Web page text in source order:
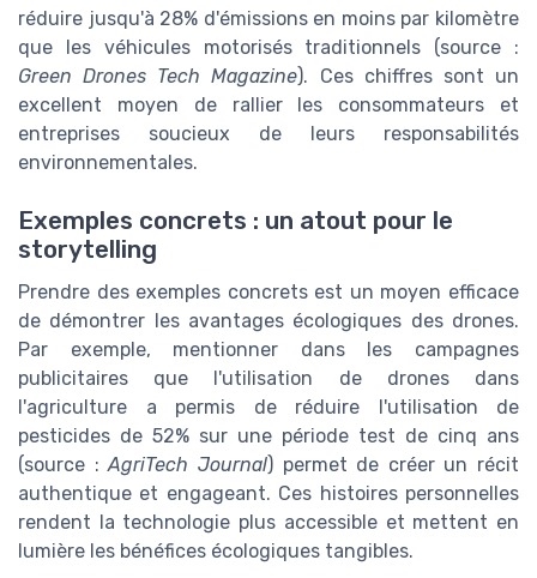
réduire jusqu'à 28% d'émissions en moins par kilomètre
que les véhicules motorisés traditionnels (source :
Green Drones Tech Magazine). Ces chiffres sont un
excellent moyen de rallier les consommateurs et
entreprises soucieux de leurs responsabilités
environnementales.
Exemples concrets : un atout pour le
storytelling
Prendre des exemples concrets est un moyen efficace
de démontrer les avantages écologiques des drones.
Par exemple, mentionner dans les campagnes
publicitaires que l'utilisation de drones dans
l'agriculture a permis de réduire l'utilisation de
pesticides de 52% sur une période test de cinq ans
(source :AgriTech Journal) permet de créer un récit
authentique et engageant. Ces histoires personnelles
rendent la technologie plus accessible et mettent en
lumière les bénéfices écologiques tangibles.